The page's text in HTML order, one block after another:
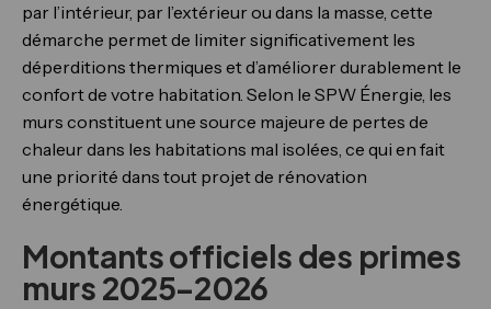
par l’intérieur, par l’extérieur ou dans la masse, cette
démarche permet de limiter significativement les
déperditions thermiques et d’améliorer durablement le
confort de votre habitation. Selon le SPW Énergie, les
murs constituent une source majeure de pertes de
chaleur dans les habitations mal isolées, ce qui en fait
une priorité dans tout projet de rénovation
énergétique.
Montants officiels des primes
murs 2025–2026